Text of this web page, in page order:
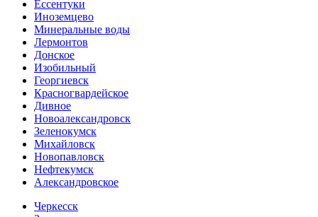
Ессентуки
Иноземцево
Минеральные воды
Лермонтов
Донское
Изобильный
Георгиевск
Красногвардейское
Дивное
Новоалександровск
Зеленокумск
Михайловск
Новопавловск
Нефтекумск
Александровское
Черкесск